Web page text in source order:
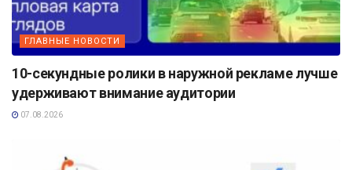
ГЛАВНЫЕ НОВОСТИ
10-секундные ролики в наружной рекламе лучше
удерживают внимание аудитории
07.08.2026